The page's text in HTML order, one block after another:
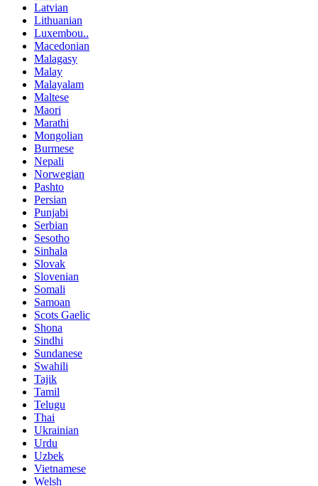
Latvian
Lithuanian
Luxembou..
Macedonian
Malagasy
Malay
Malayalam
Maltese
Maori
Marathi
Mongolian
Burmese
Nepali
Norwegian
Pashto
Persian
Punjabi
Serbian
Sesotho
Sinhala
Slovak
Slovenian
Somali
Samoan
Scots Gaelic
Shona
Sindhi
Sundanese
Swahili
Tajik
Tamil
Telugu
Thai
Ukrainian
Urdu
Uzbek
Vietnamese
Welsh